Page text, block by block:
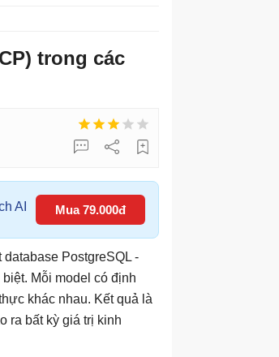
trong các
AI Mua 79.000đ
PostgreSQL -
Mỗi model có định
khác nhau. Kết quả là
ra bất kỳ giá trị kinh